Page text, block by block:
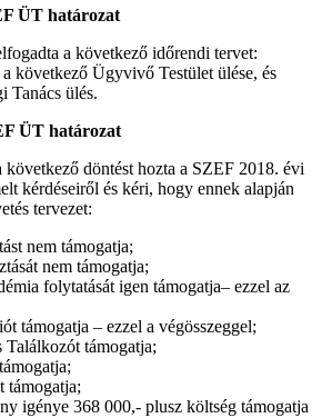
ÜT határozat
a következő időrendi tervet:
következő Ügyvivő Testület ülése, és
Tanács ülés.
ÜT határozat
döntést hozta a SZEF 2018. évi
kérdéseiről és kéri, hogy ennek alapján
tervezet:
nem támogatja;
nem támogatja;
folytatását igen támogatja– ezzel az
támogatja – ezzel a végösszeggel;
támogatja;
támogatja;
igénye 368 000,- plusz költség támogatja